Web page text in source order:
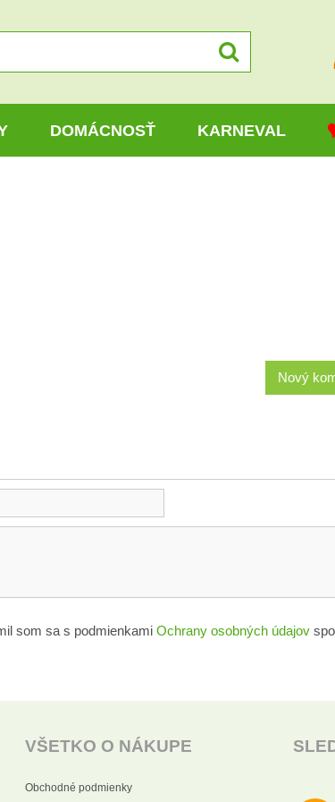
DOMÁCNOSŤ KARNEVAL
Nový
som sa s podmienkami Ochrany osobných údajov
VŠETKO O NÁKUPE
Obchodné podmienky